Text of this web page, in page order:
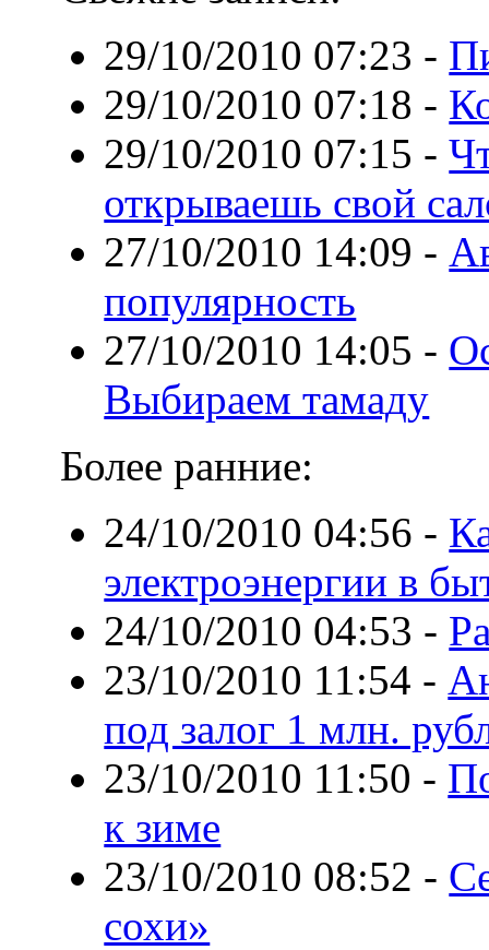
29/10/2010 07:23 -
29/10/2010 07:18 -
29/10/2010 07:15 -
открываешь свой
27/10/2010 14:09 -
популярность
27/10/2010 14:05 -
Выбираем тамаду
Более ранние:
24/10/2010 04:56 -
электроэнергии в
24/10/2010 04:53 -
23/10/2010 11:54 -
под залог 1 млн.
23/10/2010 11:50 -
к зиме
23/10/2010 08:52 -
сохи»